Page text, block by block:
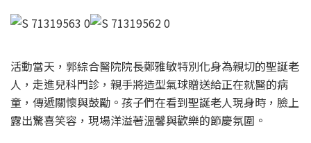
活動當天，郭綜合醫院院長鄭雅敏特別化身為親切的聖誕老
人，走進兒科門診，親手將造型氣球贈送給正在就醫的病
童，傳遞關懷與鼓勵。孩子們在看到聖誕老人現身時，臉上
露出驚喜笑容，現場洋溢著溫馨與歡樂的節慶氛圍。